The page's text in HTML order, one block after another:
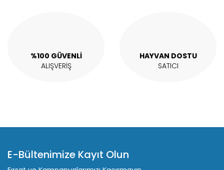
%100 GÜVENLİ
ALIŞVERİŞ
HAYVAN DOSTU
SATICI
E-Bültenimize Kayıt Olun